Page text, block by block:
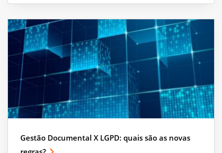
Gestão Documental X LGPD: quais são as novas